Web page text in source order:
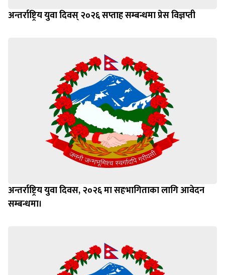
अन्तर्राष्ट्रिय युवा दिवस् २०२६ सप्ताह सम्बन्धमा प्रेस विज्ञप्ती
अन्तर्राष्ट्रिय युवा दिवस, २०२६ मा सहभागिताका लागि आवेदन
सम्बन्धमा।